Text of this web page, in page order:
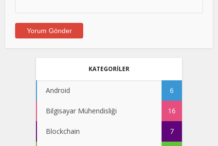
KATEGORİLER
Android 6
Bilgisayar Mühendisliği 16
Blockchain 7